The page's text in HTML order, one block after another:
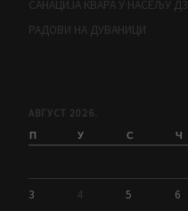
САНАЦИЈА КВАРА У НАСЕЉУ Д3
РАДОВИ НА ДУВАНИЦИ
АВГУСТ 2026.
П У С Ч
3 4 5 6